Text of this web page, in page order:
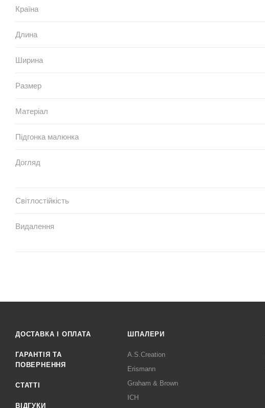
Країна
Длина
Ширина
Размер
Матеріал
Підгонка малюнка
Догляд
Світлостійкість
Видалення
ДОСТАВКА І ОПЛАТА
ГАРАНТІЯ ТА
ПОВЕРНЕННЯ
СТАТТІ
ВІДГУКИ
ШПАЛЕРИ
A.S.Creation
Erismann
Graham & Brown
ICH